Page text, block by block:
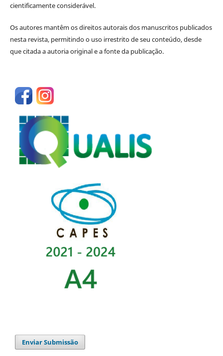
cientificamente considerável.
Os autores mantêm os direitos autorais dos manuscritos publicados
nesta revista, permitindo o uso irrestrito de seu conteúdo, desde
que citada a autoria original e a fonte da publicação.
Enviar Submissão